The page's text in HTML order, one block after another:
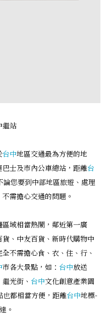
繼站
台中地區交通最為方便的地
士及市內公車總站，距離台
您要到中部地區旅遊、處理
需擔心交通的問題。
域相當熱鬧，鄰近第一廣
、中友百貨、新時代購物中
不需擔心食、衣、住、行、
市各大景點，如： 台中放送
光街、 台中文化創意產業園
都相當方便，距離台中地標-
。